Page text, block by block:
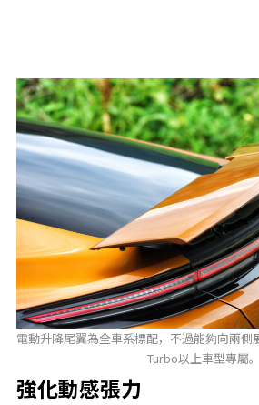
電動升降尾翼為全車系標配，不過能夠向兩側
Turbo以上車型專屬。
強化動感張力